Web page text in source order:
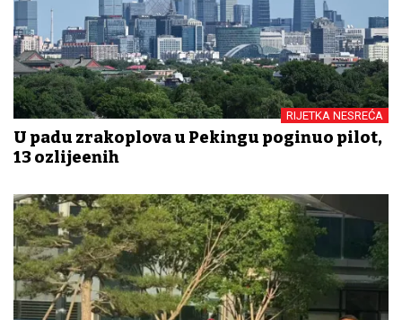
RIJETKA NESREĆA
U padu zrakoplova u Pekingu poginuo pilot,
13 ozlijeđenih